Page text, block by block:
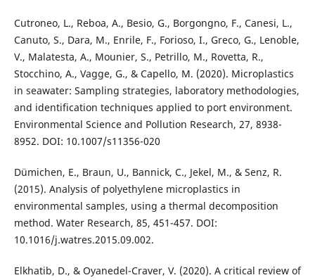
Cutroneo, L., Reboa, A., Besio, G., Borgongno, F., Canesi, L.,
Canuto, S., Dara, M., Enrile, F., Forioso, I., Greco, G., Lenoble,
V., Malatesta, A., Mounier, S., Petrillo, M., Rovetta, R.,
Stocchino, A., Vagge, G., & Capello, M. (2020). Microplastics
in seawater: Sampling strategies, laboratory methodologies,
and identification techniques applied to port environment.
Environmental Science and Pollution Research, 27, 8938-
8952. DOI: 10.1007/s11356-020
Dümichen, E., Braun, U., Bannick, C., Jekel, M., & Senz, R.
(2015). Analysis of polyethylene microplastics in
environmental samples, using a thermal decomposition
method. Water Research, 85, 451-457. DOI:
10.1016/j.watres.2015.09.002.
Elkhatib, D., & Oyanedel-Craver, V. (2020). A critical review of